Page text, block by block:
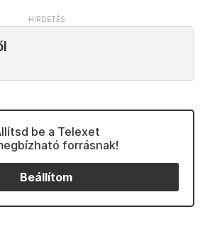
be a Telexet
forrásnak!
Beállítom